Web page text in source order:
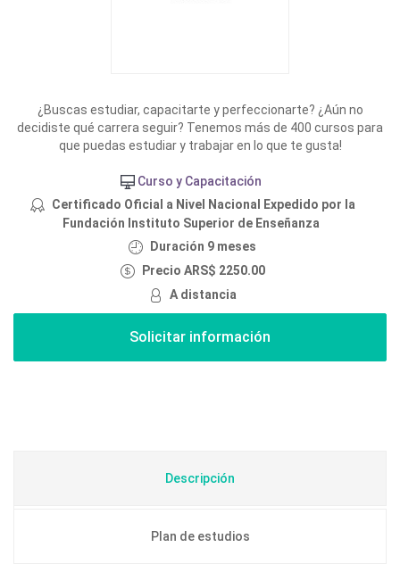
¿Buscas estudiar, capacitarte y perfeccionarte? ¿Aún no
decidiste qué carrera seguir? Tenemos más de 400 cursos para
que puedas estudiar y trabajar en lo que te gusta!
Curso y Capacitación
Certificado Oficial a Nivel Nacional Expedido por la
Fundación Instituto Superior de Enseñanza
Duración 9 meses
Precio ARS$ 2250.00
A distancia
Descripción
Plan de estudios